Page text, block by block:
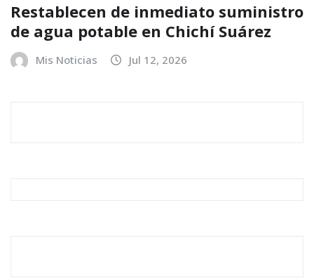
Restablecen de inmediato suministro
de agua potable en Chichí Suárez
Mis Noticias Jul 12, 2026